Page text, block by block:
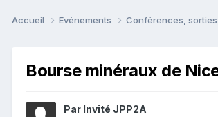
Accueil Evénements Conférences,
Bourse minéraux de
Par Invité JPP2A